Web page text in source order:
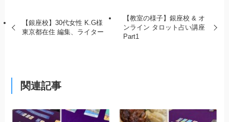
【銀座校】30代女性 K.G様
東京都在住 編集、ライター
【教室の様子】銀座校 & オ
ンライン タロット占い講座
Part1
関連記事